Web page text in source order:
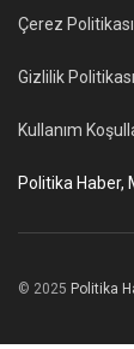
Çerez Politikası
Gizlilik Politikası
Kullanım
Politika Haber,
© 2025 Politika